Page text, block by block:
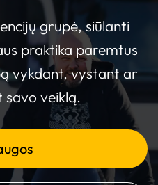
grupė, siūlanti
praktika paremtus
vykdant, vystant ar
veiklą.